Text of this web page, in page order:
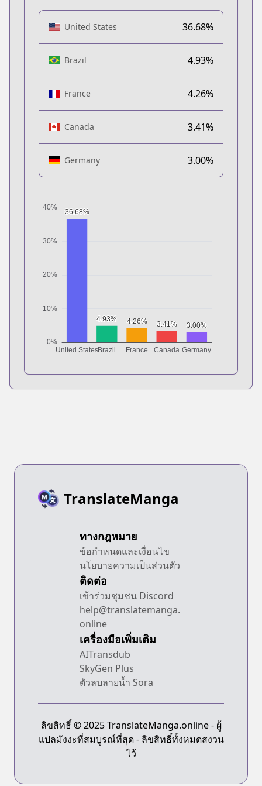
United States 36.68%
Brazil 4.93%
France 4.26%
Canada 3.41%
Germany 3.00%
TranslateManga
ทางกฎหมาย
ข้อกำหนดและเงื่อนไข
นโยบายความเป็นส่วนตัว
ติดต่อ
เข้าร่วมชุมชน Discord
help@translatemanga.
online
เครื่องมือเพิ่มเติม
AITransdub
SkyGen Plus
ตัวลบลายน้ำ Sora
ลิขสิทธิ์ © 2025 TranslateManga.online - ผู้
แปลมังงะที่สมบูรณ์ที่สุด - ลิขสิทธิ์ทั้งหมดสงวน
ไว้